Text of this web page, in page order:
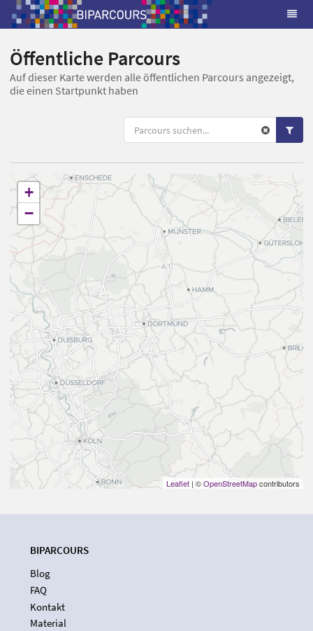
Öffentliche Parcours
Auf dieser Karte werden alle öffentlichen Parcours angezeigt,
die einen Startpunkt haben
+
−
Leaflet | ©OpenStreetMapcontributors
BIPARCOURS
Blog
FAQ
Kontakt
Material